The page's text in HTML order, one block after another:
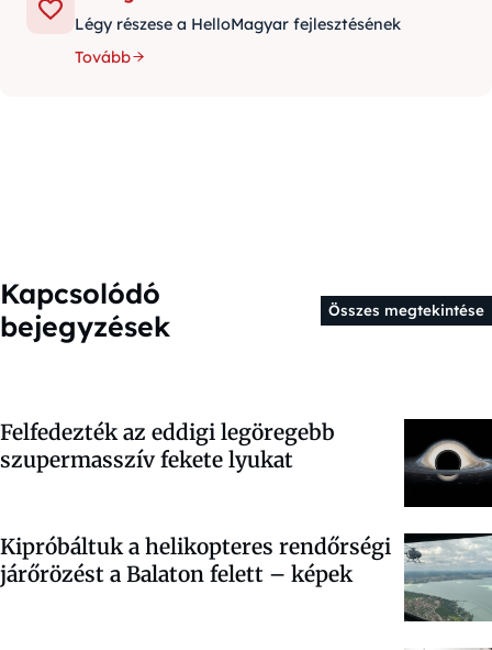
Légy részese a HelloMagyar fejlesztésének
Tovább
Kapcsolódó
bejegyzések
Összes megtekintése
Felfedezték az eddigi legöregebb
szupermasszív fekete lyukat
Kipróbáltuk a helikopteres rendőrségi
járőrözést a Balaton felett – képek